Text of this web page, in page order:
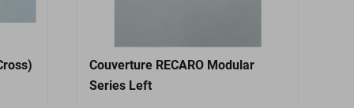
Couverture RECARO Modular
Series Left